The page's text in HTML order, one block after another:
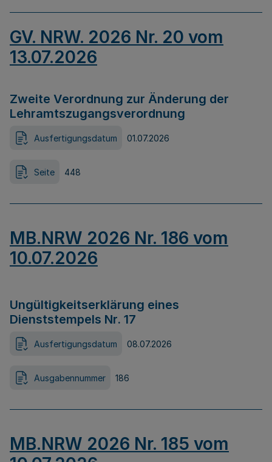
GV. NRW. 2026 Nr. 20 vom
13.07.2026
Zweite Verordnung zur Änderung der
Lehramtszugangsverordnung
Ausfertigungsdatum 01.07.2026
Seite 448
MB.NRW 2026 Nr. 186 vom
10.07.2026
Ungültigkeitserklärung eines
Dienststempels Nr. 17
Ausfertigungsdatum 08.07.2026
Ausgabennummer 186
MB.NRW 2026 Nr. 185 vom